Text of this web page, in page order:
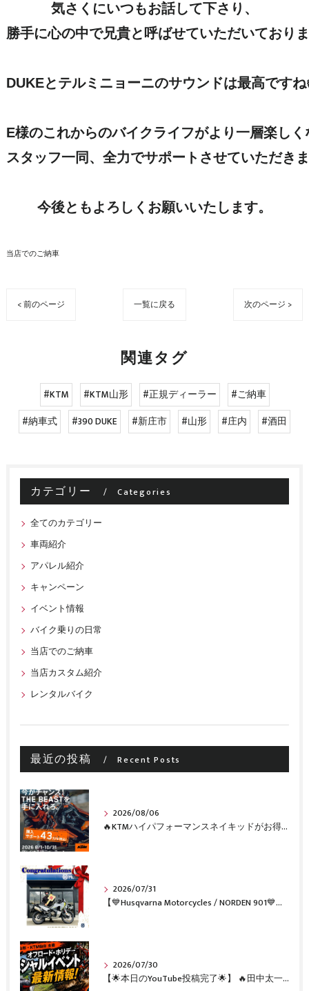
気さくにいつもお話して下さり、
勝手に心の中で兄貴と呼ばせていただいており
DUKEとテルミニョーニのサウンドは最高ですね
E様のこれからのバイクライフがより一層楽し
スタッフ一同、全力でサポートさせていただき
今後ともよろしくお願いいたします。
当店でのご納車
< 前のページ 一覧に戻る 次のページ >
関連タグ
#KTM #KTM山形 #正規ディーラー
#ご納車
#納車式
#390 DUKE #新庄市 #山形 #庄内 #酒田
カテゴリー Categories
全てのカテゴリー
車両紹介
アパレル紹介
キャンペーン
イベント情報
バイク乗りの日常
当店でのご納車
当店カスタム紹介
レンタルバイク
最近の投稿 Recent Posts
2026/08/06
🔥KTMハイパフォーマンスネイキッドがお得に手に入るチャンス🔥
2026/07/31
【💙Husqvarna Motorcycles / NORDEN 901💙】 ご納車おめでとうございます🎉✨
2026/07/30
【🌟本日のYouTube投稿完了🌟】 🔥田中太一さんをスペシャルゲストに🔥 8月22日(土)オフロード・ホリデー最新情報！！